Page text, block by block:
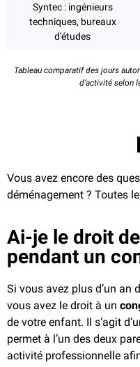
Syntec : ingénieurs
techniques, bureaux
d'études
Tableau comparatif des jours
d’activité selon
Vous avez encore des
déménagement ? Toutes
Ai-je le droit
pendant un
Si vous avez plus d’un an
vous avez le droit à un
de votre enfant. Il s’agit
permet à l’un des deux
activité professionnelle